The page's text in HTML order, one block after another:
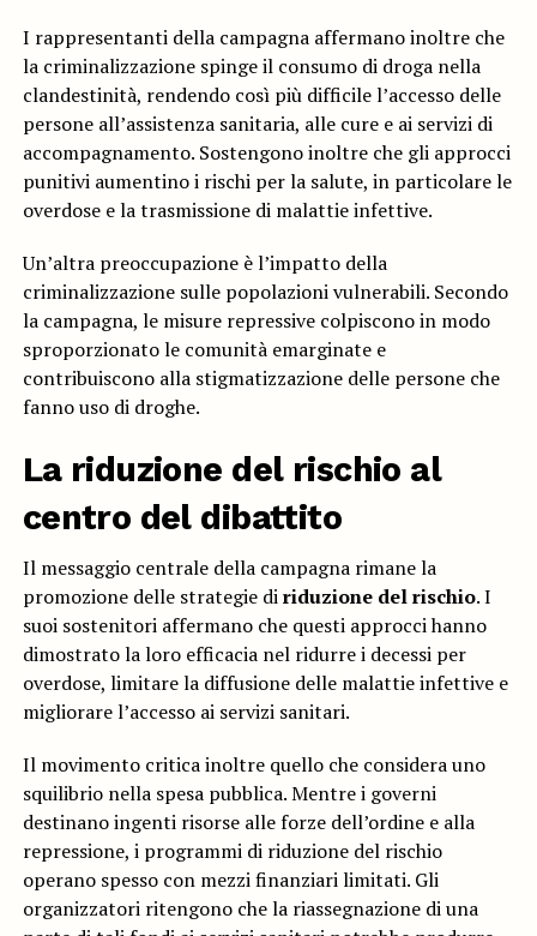
I rappresentanti della campagna affermano inoltre che
la criminalizzazione spinge il consumo di droga nella
clandestinità, rendendo così più difficile l’accesso delle
persone all’assistenza sanitaria, alle cure e ai servizi di
accompagnamento. Sostengono inoltre che gli approcci
punitivi aumentino i rischi per la salute, in particolare le
overdose e la trasmissione di malattie infettive.
Un’altra preoccupazione è l’impatto della
criminalizzazione sulle popolazioni vulnerabili. Secondo
la campagna, le misure repressive colpiscono in modo
sproporzionato le comunità emarginate e
contribuiscono alla stigmatizzazione delle persone che
fanno uso di droghe.
La riduzione del rischio al
centro del dibattito
Il messaggio centrale della campagna rimane la
promozione delle strategie diriduzione del rischio. I
suoi sostenitori affermano che questi approcci hanno
dimostrato la loro efficacia nel ridurre i decessi per
overdose, limitare la diffusione delle malattie infettive e
migliorare l’accesso ai servizi sanitari.
Il movimento critica inoltre quello che considera uno
squilibrio nella spesa pubblica. Mentre i governi
destinano ingenti risorse alle forze dell’ordine e alla
repressione, i programmi di riduzione del rischio
operano spesso con mezzi finanziari limitati. Gli
organizzatori ritengono che la riassegnazione di una